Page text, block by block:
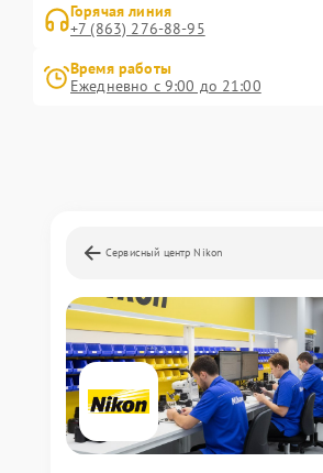
Горячая линия
+7 (863) 276-88-95
Время работы
Ежедневно с 9:00 до 21:00
Сервисный центр Nikon